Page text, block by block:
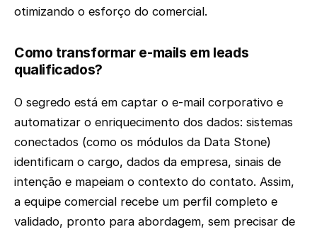
otimizando o esforço do comercial.
Como transformar e-mails em leads
qualificados?
O segredo está em captar o e-mail corporativo e
automatizar o enriquecimento dos dados: sistemas
conectados (como os módulos da Data Stone)
identificam o cargo, dados da empresa, sinais de
intenção e mapeiam o contexto do contato. Assim,
a equipe comercial recebe um perfil completo e
validado, pronto para abordagem, sem precisar de